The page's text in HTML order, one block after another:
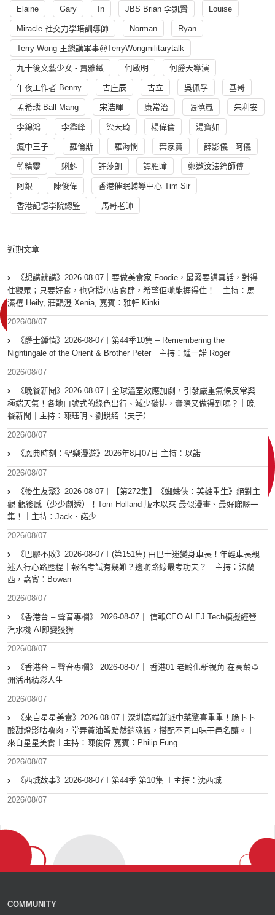
Elaine Gary In JBS Brian 李凱賢 Louise
Miracle 社交力學培訓導師 Norman Ryan
Terry Wong 王總講軍事@TerryWongmilitarytalk
九十後文藝少女 - 賈雅緻 何啟明 何爵天導演
午夜工作者 Benny 古庄辰 古立 吳佩孚 基哥
孟希璘 Ball Mang 宋浩暉 康常治 張曉嵐 朱利安
李錦鴻 李鑑峰 梁天琦 楊偉倫 湯寳如
瘋中三子 羅倫斯 羅海憫 葉家寶 薛影儀 - 阿儀
藍精靈 蝌蚪 許莎朗 譚雁瞳 鄭遨汶法筠師傅
阿銀 陳俊偉 香港催眠輔導中心 Tim Sir
香港記憶學院總監 馬哥老師
近期文章
《想講就講》2026-08-07｜要做美食家 Foodie，最緊要講真話，對得
住觀眾；只要好食，也會撐小店食肆，希望佢哋能捱得住！｜主持：馬
溱禧 Heily, 莊韻澄 Xenia, 嘉賓：雅軒 Kinki
2026/08/07
《爵士鍾情》2026-08-07︱第44季10集 – Remembering the
Nightingale of the Orient & Brother Peter︱主持：鍾一諾 Roger
2026/08/07
《晚餐新聞》2026-08-07｜全球溫室效應加劇，引發嚴重氣候反常與
極端天氣！各地口號式的綠色出行、減少碳排，實際又做得到嗎？｜晚
餐新聞｜主持：陳珏明、劉銳紹（夫子）
2026/08/07
《恩典時刻：聖樂漫遊》2026年8月07日 主持：以諾
2026/08/07
《後生友聚》2026-08-07︱【第272集】《蜘蛛俠：英雄重生》絕對主
觀 觀後感（少少劇透）！Tom Holland 版本以來 最似漫畫、最好睇嘅一
集！｜主持：Jack、諾少
2026/08/07
《巴膠不敗》2026-08-07︱(第151集) 由巴士迷變身車長！年輕車長親
述入行心路歷程｜報名考試有幾難？邊啲路線最考功夫？︱主持：法蘭
西，嘉賓︰Bowan
2026/08/07
《香港台 – 聲音專欄》 2026-08-07｜ 信報CEO AI EJ Tech模擬經營
汽水機 AI即變狡猾
2026/08/07
《香港台 – 聲音專欄》 2026-08-07｜ 香港01 老齡化新視角 在高齡亞
洲活出精彩人生
2026/08/07
《來自星星美食》2026-08-07︱深圳高端新派中菜驚喜重重！脆卜卜
酸甜燈影咕嚕肉，堂弄黃油蟹黯然銷魂飯，搭配不同口味干邑名釀。︱
來自星星美食︱主持：陳俊偉 嘉賓：Philip Fung
2026/08/07
《西城故事》2026-08-07︱第44季 第10集 ︱主持：沈西城
2026/08/07
COMMUNITY